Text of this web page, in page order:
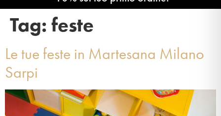
Tag: feste
Le tue feste in Martesana Milano
Sarpi